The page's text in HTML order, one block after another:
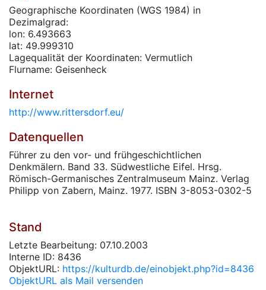
Geographische Koordinaten (WGS 1984) in
Dezimalgrad:
lon: 6.493663
lat: 49.999310
Lagequalität der Koordinaten: Vermutlich
Flurname: Geisenheck
Internet
http://www.rittersdorf.eu/
Datenquellen
Führer zu den vor- und frühgeschichtlichen
Denkmälern. Band 33. Südwestliche Eifel. Hrsg.
Römisch-Germanisches Zentralmuseum Mainz. Verlag
Philipp von Zabern, Mainz. 1977. ISBN 3-8053-0302-5
Stand
Letzte Bearbeitung: 07.10.2003
Interne ID: 8436
ObjektURL: https://kulturdb.de/einobjekt.php?id=8436
ObjektURL als Mail versenden